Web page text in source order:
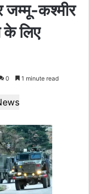
जम्मू-कश्मीर
के लिए
0 1 minute read